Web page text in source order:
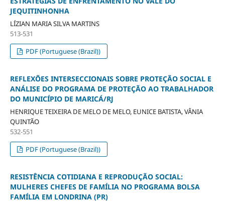
JEQUITINHONHA
LÍZIAN MARIA SILVA MARTINS
513-531
PDF (Portuguese (Brazil))
REFLEXÕES INTERSECCIONAIS SOBRE PROTEÇÃO SOCIAL E
ANÁLISE DO PROGRAMA DE PROTEÇÃO AO TRABALHADOR
DO MUNICÍPIO DE MARICÁ/RJ
HENRIQUE TEIXEIRA DE MELO DE MELO, EUNICE BATISTA, VÂNIA
QUINTÃO
532-551
PDF (Portuguese (Brazil))
RESISTÊNCIA COTIDIANA E REPRODUÇÃO SOCIAL:
MULHERES CHEFES DE FAMÍLIA NO PROGRAMA BOLSA
FAMÍLIA EM LONDRINA (PR)